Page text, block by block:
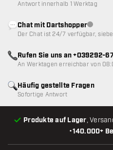
•140.000+
Produkte auf Lager,
Häufig gestellte Fragen
Sofortige Antwort
Antwort innerhalb 1 Werktag
Chat mit Dartshopper
Der Chat ist 24/7 verfügbar,
Rufen Sie uns an +039292-
An Werktagen erreichbar von